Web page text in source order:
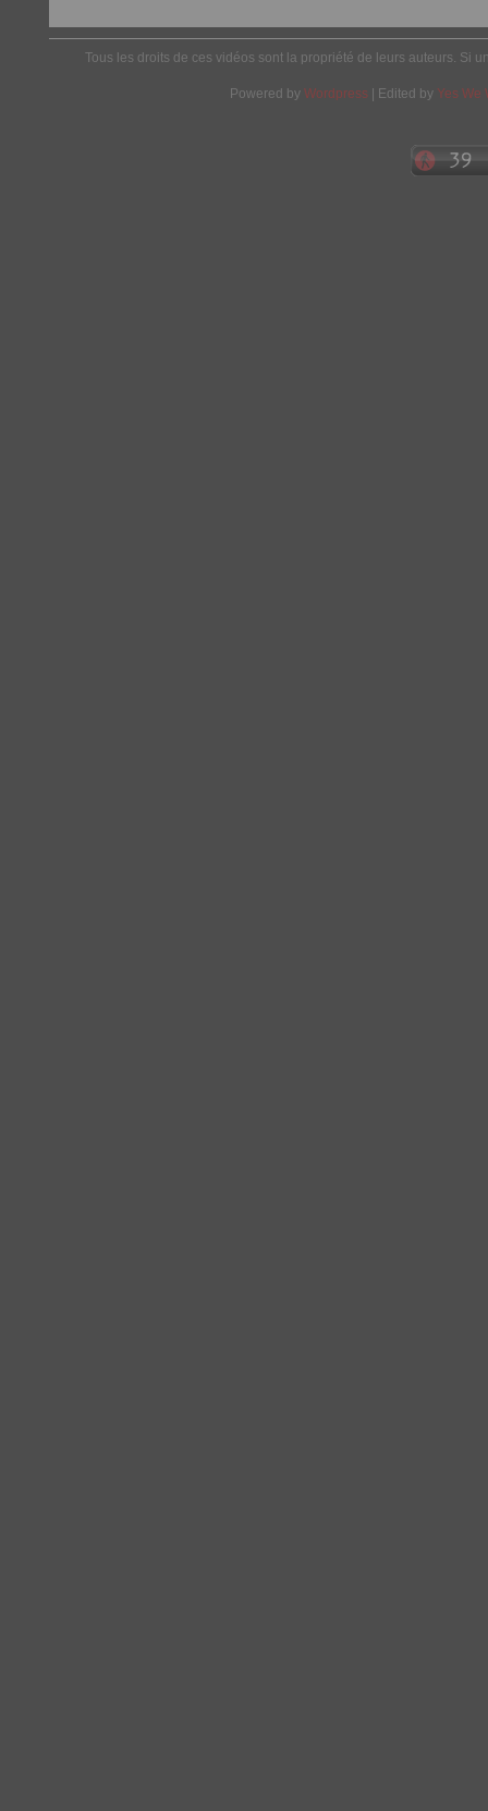
Tous les droits de ces vidéos sont la propriété de leurs auteurs. Si
Powered by Wordpress | Edited by Yes We